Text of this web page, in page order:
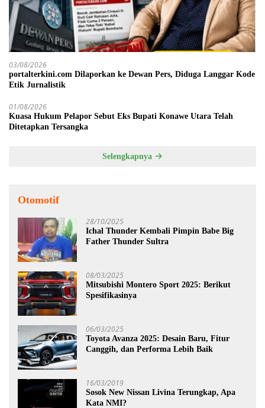
03/08/2026
portalterkini.com Dilaporkan ke Dewan Pers, Diduga Langgar Kode
Etik Jurnalistik
01/08/2026
Kuasa Hukum Pelapor Sebut Eks Bupati Konawe Utara Telah
Ditetapkan Tersangka
Selengkapnya
Otomotif
28/10/2025
Ichal Thunder Kembali Pimpin Babe Big
Father Thunder Sultra
08/03/2025
Mitsubishi Montero Sport 2025: Berikut
Spesifikasinya
06/03/2025
Toyota Avanza 2025: Desain Baru, Fitur
Canggih, dan Performa Lebih Baik
16/03/2019
Sosok New Nissan Livina Terungkap, Apa
Kata NMI?